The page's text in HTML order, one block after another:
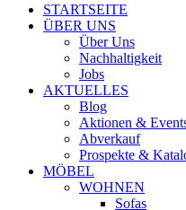
STARTSEITE
ÜBER UNS
Über Uns
Nachhaltigkeit
Jobs
AKTUELLES
Blog
Aktionen &
Abverkauf
Prospekte &
MÖBEL
WOHNEN
Sofas